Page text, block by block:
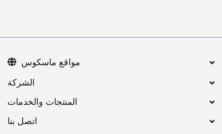
اتصل بنا
مواقع ماسكوس